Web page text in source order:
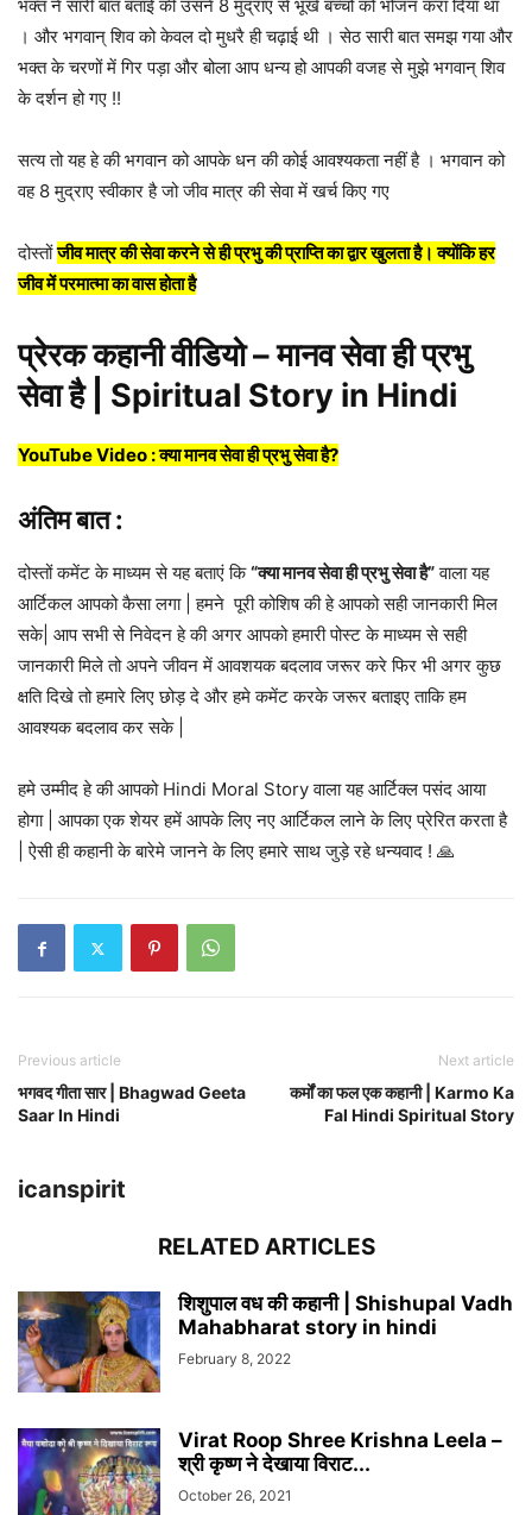
भक्त ने सारी बात बताई की उसने 8 मुद्राए से भूखे बच्चो को भोजन करा दिया था
। और भगवान् शिव को केवल दो मुधरै ही चढ़ाई थी । सेठ सारी बात समझ गया और
भक्त के चरणों में गिर पड़ा और बोला आप धन्य हो आपकी वजह से मुझे भगवान् शिव
के दर्शन हो गए !!
सत्य तो यह हे की भगवान को आपके धन की कोई आवश्यकता नहीं है । भगवान को
वह 8 मुद्राए स्वीकार है जो जीव मात्र की सेवा में खर्च किए गए
दोस्तोंजीव मात्र की सेवा करने से ही प्रभु की प्राप्ति का द्वार खुलता है। क्योंकि हर
जीव में परमात्मा का वास होता है
प्रेरक कहानी वीडियो – मानव सेवा ही प्रभु
सेवा है | Spiritual Story in Hindi
YouTube Video : क्या मानव सेवा ही प्रभु सेवा है?
अंतिम बात :
दोस्तों कमेंट के माध्यम से यह बताएं कि“क्या मानव सेवा ही प्रभु सेवा है”वाला यह
आर्टिकल आपको कैसा लगा | हमने पूरी कोशिष की हे आपको सही जानकारी मिल
सके| आप सभी से निवेदन हे की अगर आपको हमारी पोस्ट के माध्यम से सही
जानकारी मिले तो अपने जीवन में आवशयक बदलाव जरूर करे फिर भी अगर कुछ
क्षति दिखे तो हमारे लिए छोड़ दे और हमे कमेंट करके जरूर बताइए ताकि हम
आवश्यक बदलाव कर सके |
हमे उम्मीद हे की आपको Hindi Moral Story वाला यह आर्टिक्ल पसंद आया
होगा | आपका एक शेयर हमें आपके लिए नए आर्टिकल लाने के लिए प्रेरित करता है
| ऐसी ही कहानी के बारेमे जानने के लिए हमारे साथ जुड़े रहे धन्यवाद ! 🙏
Previous article
भगवद गीता सार | Bhagwad Geeta
Saar In Hindi
Next article
कर्मों का फल एक कहानी | Karmo Ka
Fal Hindi Spiritual Story
icanspirit
RELATED ARTICLES
शिशुपाल वध की कहानी | Shishupal Vadh
Mahabharat story in hindi
February 8, 2022
Virat Roop Shree Krishna Leela –
श्री कृष्ण ने देखाया विराट...
October 26, 2021